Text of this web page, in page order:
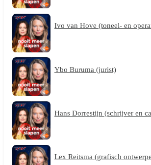
Ivo van Hove (toneel- en
Ybo Buruma (jurist)
Hans Dorrestijn (schrijver en
Lex Reitsma (grafisch